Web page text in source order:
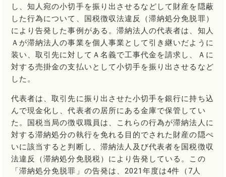
し、知人宛の小切手を振り出させるなどして財産を隠蔽
した行為について、国税徴収法違反（滞納処分免脱罪）
により告発した事例がある。滞納法人の代表者は、知人
Ａが滞納法人の事業を個人事業として引き継いだように
装い、取引先に対してＡ名義で工事代金を請求し、Ａに
対する売掛金の支払いとして小切手を振り出させるなど
した。
代表者は、取引先に振り出させた小切手を銀行に持ち込
んで現金化し、代表者の居所にある金庫で保管してい
た。国税当局の徴収職員は、これらの行為が滞納法人に
対する滞納処分の執行を免れる目的でされた財産の隠ぺ
いに該当すると判断し、滞納法人及び代表者を国税徴収
法違反（滞納処分免脱税）により告発している。この
「滞納処分免脱罪」の告発は、2021年度は4件（7人